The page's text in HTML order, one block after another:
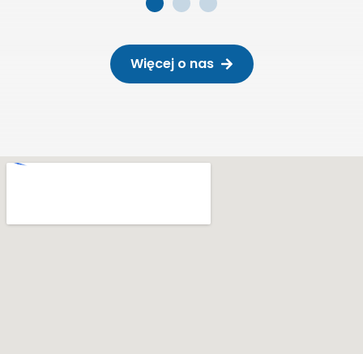
Więcej o nas